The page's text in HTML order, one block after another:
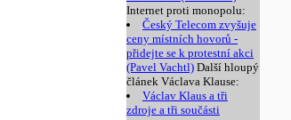
Internet proti monopolu:
Český Telecom zvyšuje
ceny místních hovorů -
přidejte se k protestní akci
(Pavel Vachtl) Další hloupý
článek Václava Klause:
Václav Klaus a tři
zdroje a tři součásti